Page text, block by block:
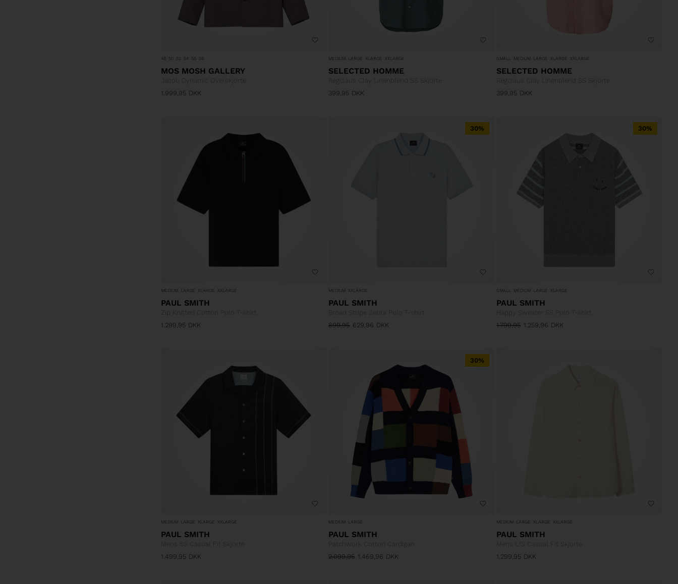
48 50 52 54 56 58
MOS MOSH GALLERY
Jacob Dynamic Overskjorte
1.999,95 DKK
MEDIUM LARGE XLARGE XXLARGE
SELECTED HOMME
Regclaus Clay Linenblend SS Skjorte
399,95 DKK
SMALL MEDIUM LARGE XLARGE XXLARGE
SELECTED HOMME
Regclaus Clay Linenblend SS Skjorte
399,95 DKK
MEDIUM LARGE XLARGE XXLARGE
PAUL SMITH
1.299,95 DKK
30%
MEDIUM XXLARGE
PAUL SMITH
899,95 629,96 DKK
30%
SMALL MEDIUM LARGE XLARGE
PAUL SMITH
Happy Sweater SS Polo T-shirt
1.799,95 1.259,96 DKK
MEDIUM LARGE XLARGE XXLARGE
PAUL SMITH
Mens SS Casual Fit Skjorte
1.499,95 DKK
30%
MEDIUM LARGE
PAUL SMITH
Patchwork Cotton Cardigan
2.099,95 1.469,96 DKK
MEDIUM LARGE XLARGE XXLARGE
PAUL SMITH
Mens L/S Casual Fit Skjorte
1.299,95 DKK